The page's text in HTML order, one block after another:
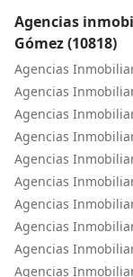
Agencias
Gómez (10818)
Agencias
Agencias
Agencias
Agencias
Agencias
Agencias
Agencias
Agencias
Agencias
Agencias